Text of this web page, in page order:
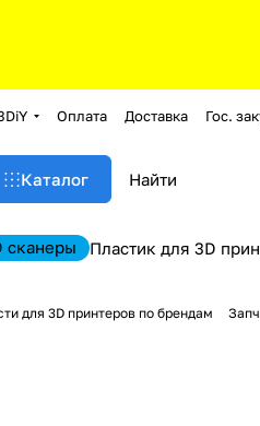
Оплата Доставка Гос.
Каталог
сканеры Пластик для 3D
для 3D принтеров по брендам